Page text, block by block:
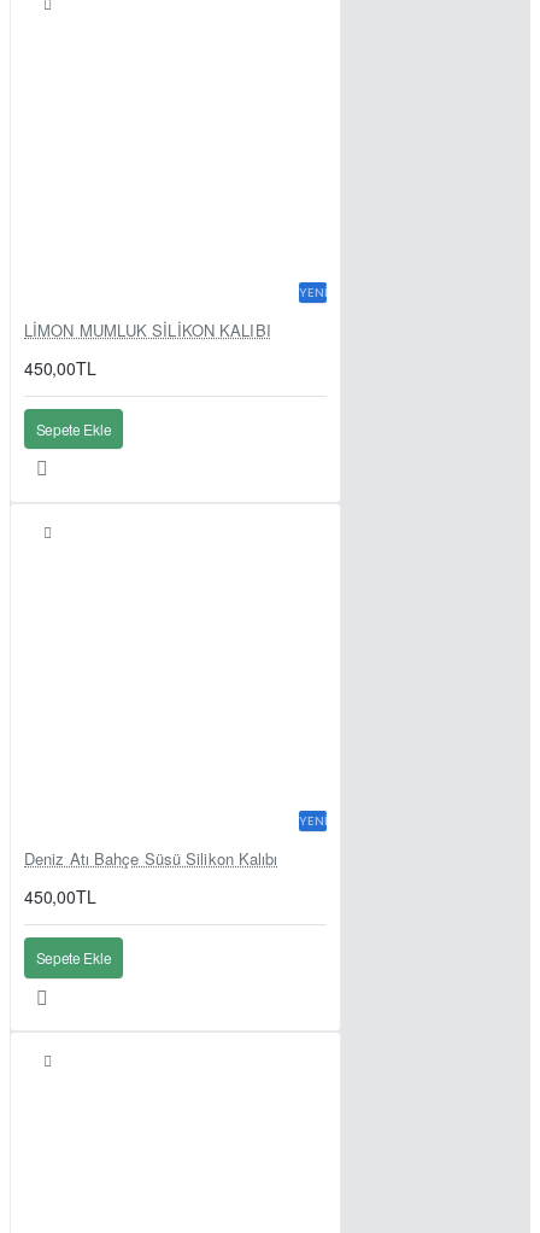
YENI
LİMON MUMLUK SİLİKON KALIBI
450,00TL
Sepete Ekle
YENI
Deniz Atı Bahçe Süsü Silikon Kalıbı
450,00TL
Sepete Ekle